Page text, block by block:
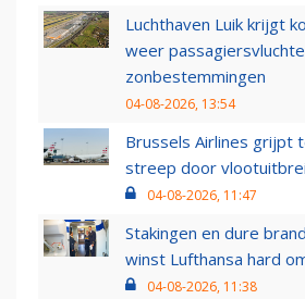
Luchthaven Luik krijgt
weer
zonbestemmingen
04-08-2026, 13:54
Brussels Airlines grijpt
streep door
04-08-2026, 11:47
Stakingen en dure
winst Lufthansa hard
04-08-2026, 11:38